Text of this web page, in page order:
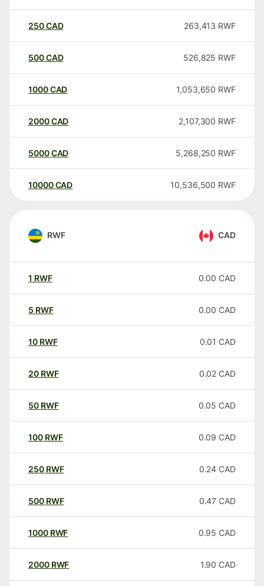
250CAD 263,413 RWF
500CAD 526,825 RWF
1000CAD 1,053,650 RWF
2000CAD 2,107,300 RWF
5000CAD 5,268,250 RWF
10000 CAD 10,536,500 RWF
RWF CAD
1 RWF 0.00 CAD
5 RWF 0.00 CAD
10 RWF 0.01 CAD
20 RWF 0.02 CAD
50 RWF 0.05 CAD
100 RWF 0.09 CAD
250 RWF 0.24 CAD
500 RWF 0.47 CAD
1000 RWF 0.95 CAD
2000 RWF 1.90 CAD